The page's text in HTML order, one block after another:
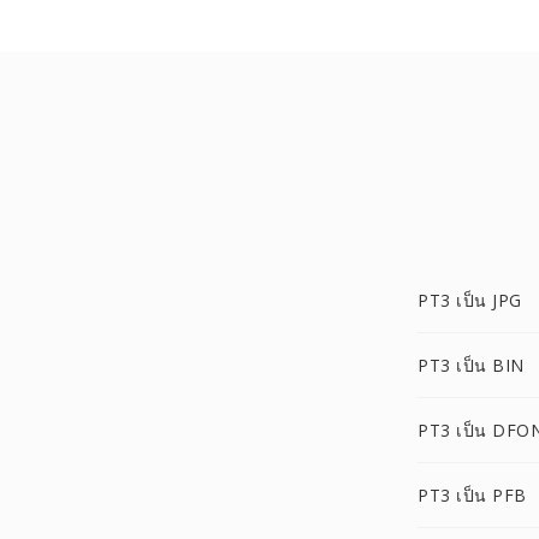
PT3 เป็น JPG
PT3 เป็น BIN
PT3 เป็น
PT3 เป็น PFB